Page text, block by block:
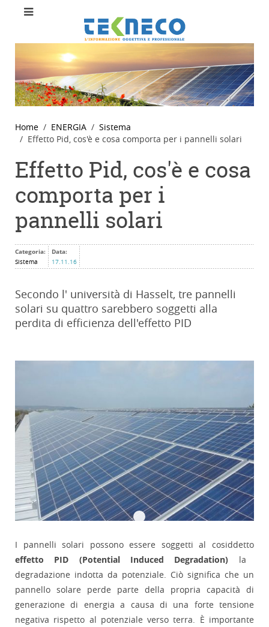
Home ENERGIA
Sistema
Effetto Pid, cos'è e cosa comporta per i pannelli solari
Effetto Pid, cos'è e cosa
comporta per i
pannelli solari
Categoria:
Sistema
Data:
17.11.16
Secondo l' università di Hasselt, tre pannelli
solari su quattro sarebbero soggetti alla
perdita di efficienza dell'effetto PID
I pannelli solari possono essere soggetti al cosiddetto
effetto PID (Potential Induced Degradation) la
degradazione indotta da potenziale. Ciò significa che un
pannello solare perde parte della propria capacità di
generazione di energia a causa di una forte tensione
negativa rispetto al potenziale verso terra. È importante